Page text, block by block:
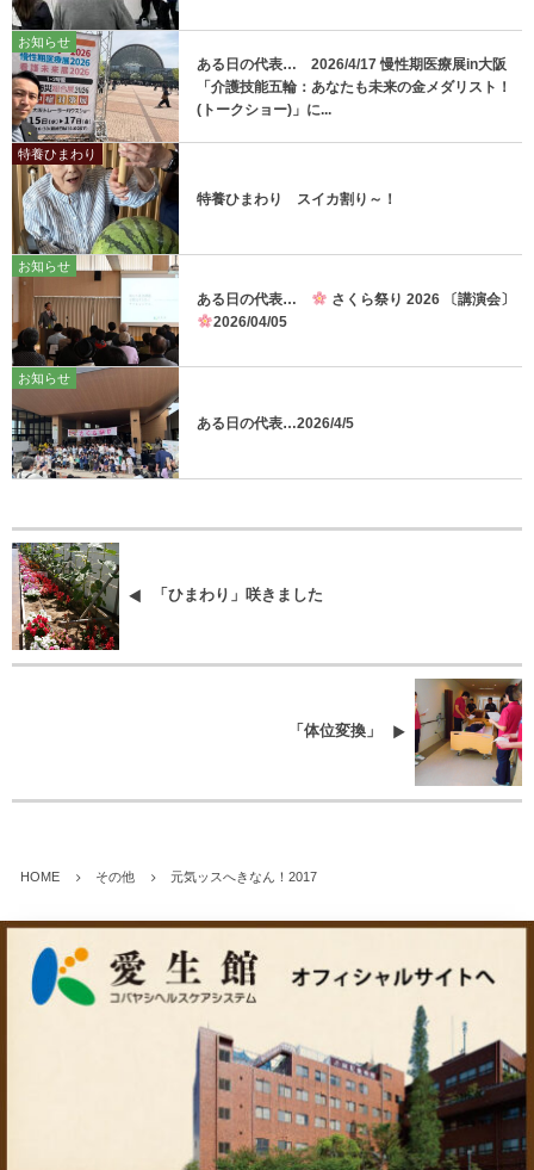
お知らせ
ある日の代表… 2026/4/17 慢性期医療展in大阪
「介護技能五輪：あなたも未来の金メダリスト！
(トークショー)」に...
特養ひまわり
特養ひまわり スイカ割り～！
お知らせ
ある日の代表…
さくら祭り 2026 〔講演会〕
2026/04/05
お知らせ
ある日の代表…2026/4/5
「ひまわり」咲きました
「体位変換」
HOME その他 元気ッスへきなん！2017